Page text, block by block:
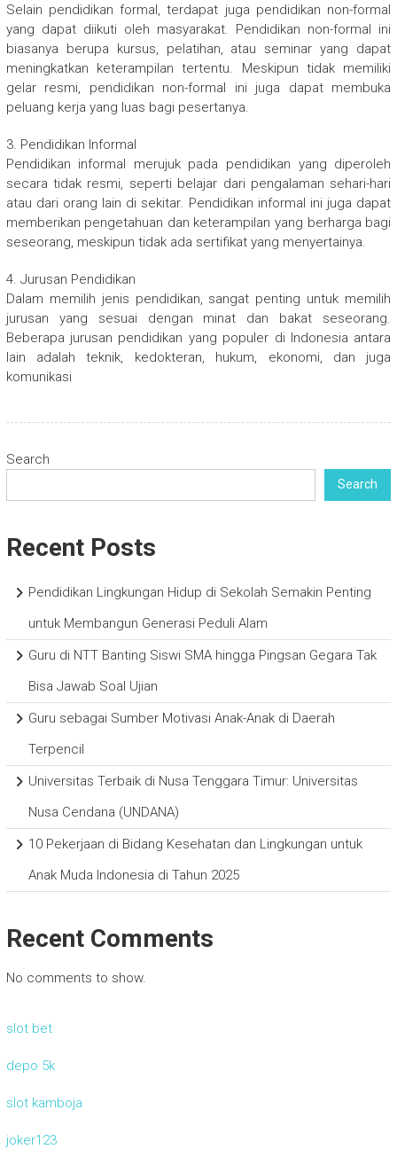
Selain pendidikan formal, terdapat juga pendidikan non-formal
yang dapat diikuti oleh masyarakat. Pendidikan non-formal ini
biasanya berupa kursus, pelatihan, atau seminar yang dapat
meningkatkan keterampilan tertentu. Meskipun tidak memiliki
gelar resmi, pendidikan non-formal ini juga dapat membuka
peluang kerja yang luas bagi pesertanya.
3. Pendidikan Informal
Pendidikan informal merujuk pada pendidikan yang diperoleh
secara tidak resmi, seperti belajar dari pengalaman sehari-hari
atau dari orang lain di sekitar. Pendidikan informal ini juga dapat
memberikan pengetahuan dan keterampilan yang berharga bagi
seseorang, meskipun tidak ada sertifikat yang menyertainya.
4. Jurusan Pendidikan
Dalam memilih jenis pendidikan, sangat penting untuk memilih
jurusan yang sesuai dengan minat dan bakat seseorang.
Beberapa jurusan pendidikan yang populer di Indonesia antara
lain adalah teknik, kedokteran, hukum, ekonomi, dan juga
komunikasi
Search
Search
Recent Posts
Pendidikan Lingkungan Hidup di Sekolah Semakin Penting
untuk Membangun Generasi Peduli Alam
Guru di NTT Banting Siswi SMA hingga Pingsan Gegara Tak
Bisa Jawab Soal Ujian
Guru sebagai Sumber Motivasi Anak-Anak di Daerah
Terpencil
Universitas Terbaik di Nusa Tenggara Timur: Universitas
Nusa Cendana (UNDANA)
10 Pekerjaan di Bidang Kesehatan dan Lingkungan untuk
Anak Muda Indonesia di Tahun 2025
Recent Comments
No comments to show.
slot bet
depo 5k
slot kamboja
joker123